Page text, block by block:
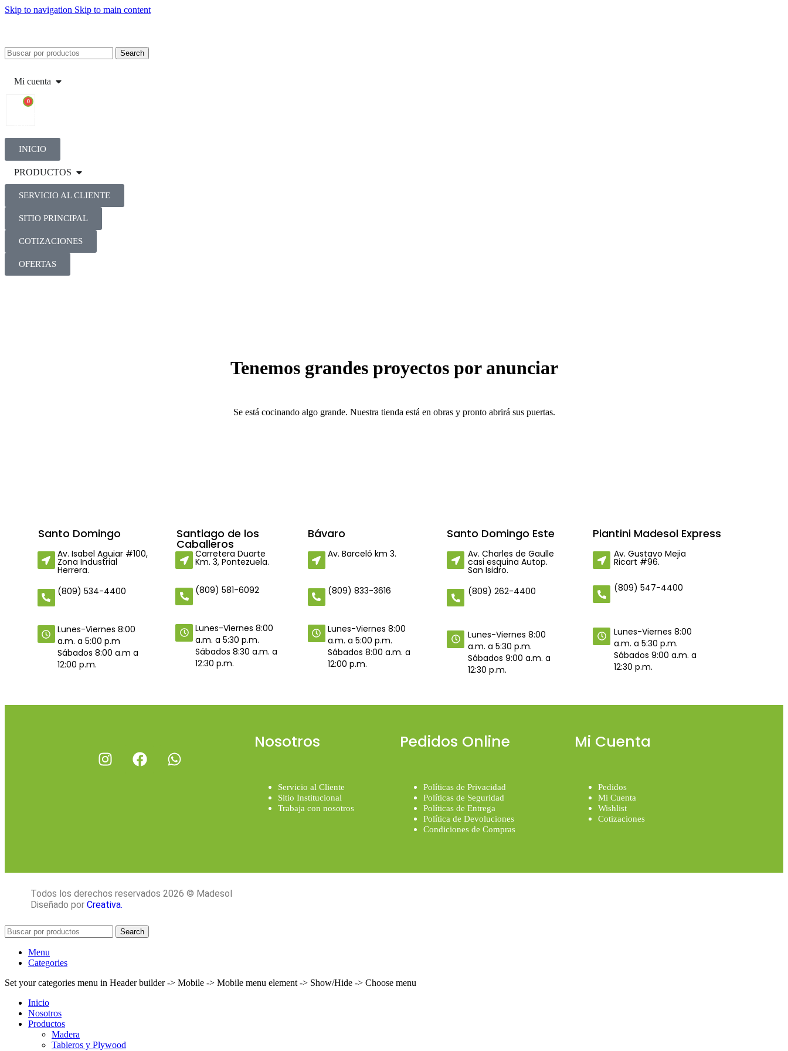
Skip to navigation Skip to main content
Search
Mi cuenta
0
INICIO
PRODUCTOS
SERVICIO AL CLIENTE
SITIO PRINCIPAL
COTIZACIONES
OFERTAS
Tenemos grandes proyectos por anunciar
Se está cocinando algo grande. Nuestra tienda está en obras y pronto abrirá sus puertas.
Santo Domingo
Av. Isabel Aguiar #100,
Zona Industrial
Herrera.
(809) 534-4400
Lunes-Viernes 8:00
a.m. a 5:00 p.m
Sábados 8:00 a.m a
12:00 p.m.
Santiago de los
Caballeros
Carretera Duarte
Km. 3, Pontezuela.
(809) 581-6092
Lunes-Viernes 8:00
a.m. a 5:30 p.m.
Sábados 8:30 a.m. a
12:30 p.m.
Bávaro
Av. Barceló km 3.
(809) 833-3616
Lunes-Viernes 8:00
a.m. a 5:00 p.m.
Sábados 8:00 a.m. a
12:00 p.m.
Santo Domingo Este
Av. Charles de Gaulle
casi esquina Autop.
San Isidro.
(809) 262-4400
Lunes-Viernes 8:00
a.m. a 5:30 p.m.
Sábados 9:00 a.m. a
12:30 p.m.
Piantini Madesol Express
Av. Gustavo Mejia
Ricart #96.
(809) 547-4400
Lunes-Viernes 8:00
a.m. a 5:30 p.m.
Sábados 9:00 a.m. a
12:30 p.m.
Nosotros
Servicio al Cliente
Sitio Institucional
Trabaja con nosotros
Pedidos Online
Políticas de Privacidad
Políticas de Seguridad
Políticas de Entrega
Política de Devoluciones
Condiciones de Compras
Mi Cuenta
Pedidos
Mi Cuenta
Wishlist
Cotizaciones
Todos los derechos reservados 2026 © Madesol
Diseñado por Creativa.
Search
Menu
Categories
Set your categories menu in Header builder -> Mobile -> Mobile menu element -> Show/Hide -> Choose menu
Inicio
Nosotros
Productos
Madera
Tableros y Plywood